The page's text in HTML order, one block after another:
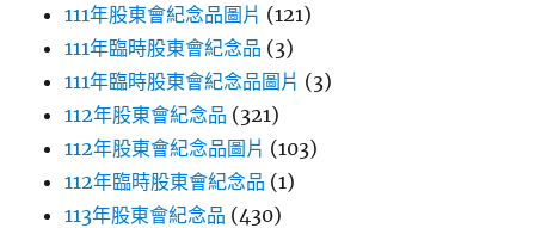
111年股東會紀念品圖片 (121)
111年臨時股東會紀念品 (3)
111年臨時股東會紀念品圖片 (3)
112年股東會紀念品 (321)
112年股東會紀念品圖片 (103)
112年臨時股東會紀念品 (1)
113年股東會紀念品 (430)